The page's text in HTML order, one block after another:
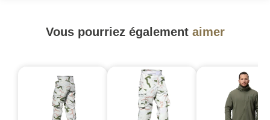
Vous pourriez également aimer